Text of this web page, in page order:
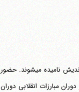
بیت "آیت الله العظمی منتظری" مأمن بسیاری از هنرمندان، روحانیون و سیاستمدارانی بود که در یک کلام دگراندیش نامیده می‎شوند. حضور
مبارزات انقلابی دوران